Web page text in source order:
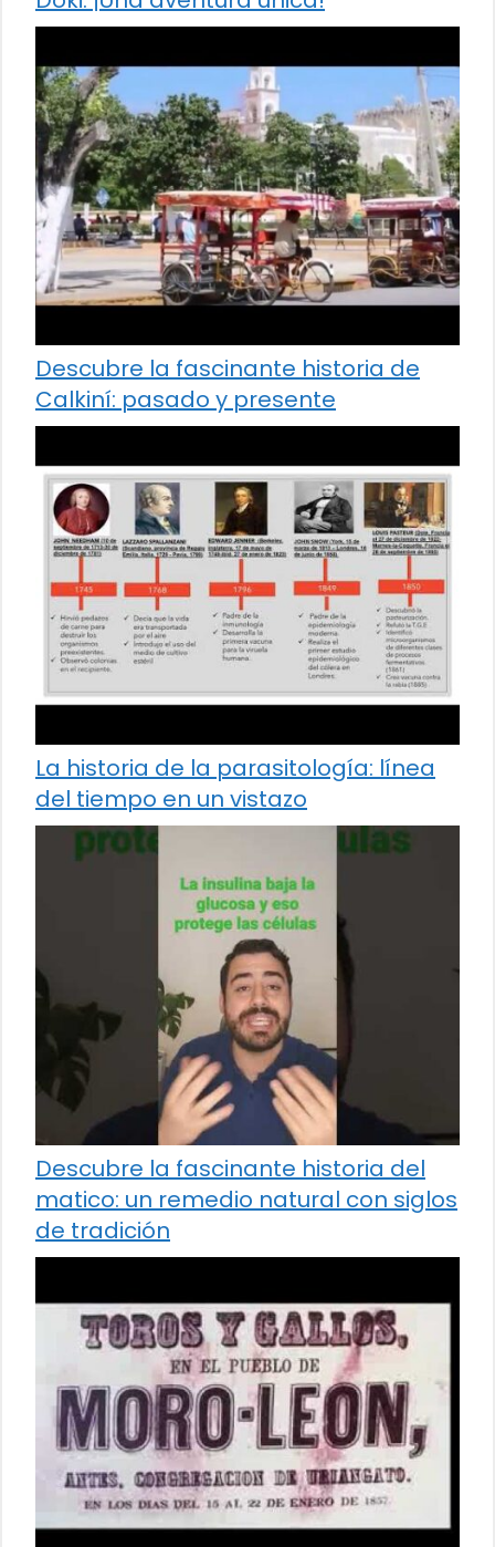
Descubre la fascinante historia de
Calkiní: pasado y presente
La historia de la parasitología: línea
del tiempo en un vistazo
Descubre la fascinante historia del
matico: un remedio natural con siglos
de tradición